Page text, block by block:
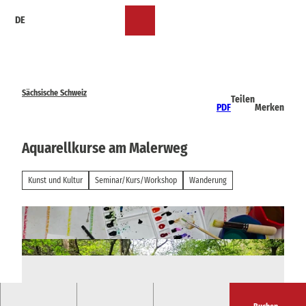
DE
Sächsische Schweiz
PDF
Teilen
Merken
Aquarellkurse am Malerweg
Kunst und Kultur Seminar/Kurs/Workshop Wanderung